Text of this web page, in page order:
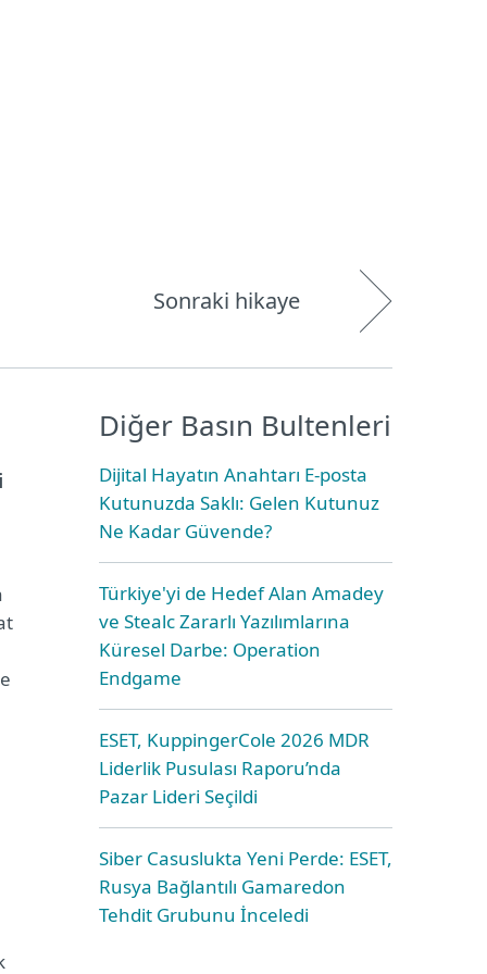
Sonraki hikaye
Diğer Basın Bultenleri
Dijital Hayatın Anahtarı E-posta
Kutunuzda Saklı: Gelen Kutunuz
Ne Kadar Güvende?
Türkiye'yi de Hedef Alan Amadey
ve Stealc Zararlı Yazılımlarına
Küresel Darbe: Operation
Endgame
ESET, KuppingerCole 2026 MDR
Liderlik Pusulası Raporu’nda
Pazar Lideri Seçildi
Siber Casuslukta Yeni Perde: ESET,
Rusya Bağlantılı Gamaredon
Tehdit Grubunu İnceledi